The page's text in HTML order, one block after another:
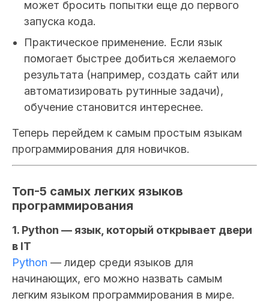
может бросить попытки еще до первого
запуска кода.
Практическое применение. Если язык
помогает быстрее добиться желаемого
результата (например, создать сайт или
автоматизировать рутинные задачи),
обучение становится интереснее.
Теперь перейдем к самым простым языкам
программирования для новичков.
Топ-5 самых легких языков
программирования
1. Python — язык, который открывает двери
в IT
Python — лидер среди языков для
начинающих, его можно назвать самым
легким языком программирования в мире.